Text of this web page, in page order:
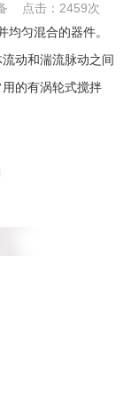
点击： 2459次
匀混合的器件。
动和湍流脉动之间
的有涡轮式搅拌